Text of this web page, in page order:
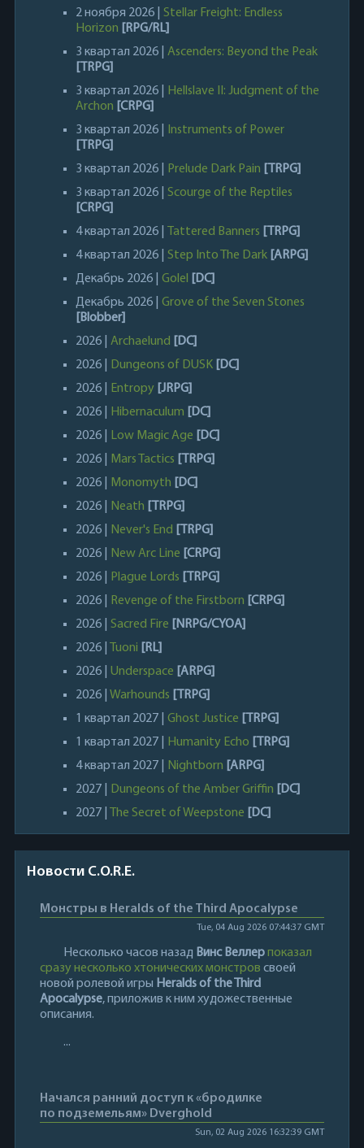
2 ноября 2026 | Stellar Freight: Endless
Horizon
[RPG/RL]
3 квартал 2026 | Ascenders: Beyond the Peak
[TRPG]
3 квартал 2026 |
Hellslave II: Judgment of the
Archon [CRPG]
3 квартал 2026 |
Instruments of Power
[TRPG]
3 квартал 2026 |
Prelude Dark Pain
[TRPG]
3 квартал 2026 | Scourge of the Reptiles
[CRPG]
4 квартал 2026 |
Tattered Banners
[TRPG]
4 квартал 2026 | Step Into The Dark [ARPG]
Декабрь 2026 | Golel
[DC]
Декабрь 2026 | Grove of the Seven Stones
[Blobber]
2026 | Archaelund
[DC]
2026 |
Dungeons of DUSK
[DC]
2026 |
Entropy [JRPG]
2026 |
Hibernaculum
[DC]
2026 |
Low Magic Age
[DC]
2026 |
Mars Tactics
[TRPG]
2026 |
Monomyth
[DC]
2026 |
Neath
[TRPG]
2026 |
Never's End
[TRPG]
2026 |
New Arc Line [CRPG]
2026 |
Plague Lords
[TRPG]
2026 |
Revenge of the Firstborn [CRPG]
2026 | Sacred Fire
[NRPG/CYOA]
2026 |
Tuoni
[RL]
2026 | Underspace [ARPG]
2026 | Warhounds
[TRPG]
1 квартал 2027 | Ghost Justice
[TRPG]
1 квартал 2027 |
Humanity Echo
[TRPG]
4 квартал 2027 |
Nightborn [ARPG]
2027 |
Dungeons of the Amber Griffin
[DC]
2027 |
The Secret of Weepstone [DC]
Новости C.O.R.E.
Монстры в Heralds of the Third Apocalypse
Tue, 04 Aug 2026 07:44:37 GMT
Несколько часов назад Винс Веллер показал
сразу несколько хтонических монстров своей
новой ролевой игры Heralds of the Third
Apocalypse, приложив к ним художественные
описания.
...
Начался ранний доступ к «бродилке
по подземельям» Dverghold
Sun, 02 Aug 2026 16:32:39 GMT